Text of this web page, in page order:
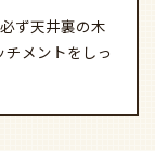
ず天井裏の木
メントをしっ